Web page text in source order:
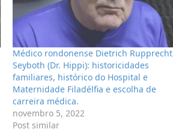
Médico rondonense Dietrich Rupprecht
Seyboth (Dr. Hippi): historicidades
familiares, histórico do Hospital e
Maternidade Filadélfia e escolha de
carreira médica.
novembro 5, 2022
Post similar